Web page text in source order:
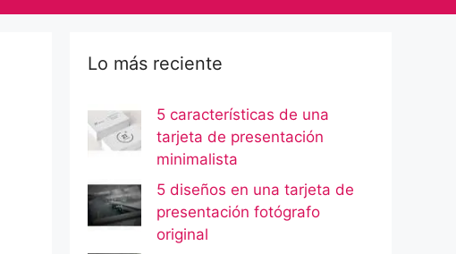
Lo más reciente
5 características de una
tarjeta de presentación
minimalista
5 diseños en una tarjeta de
presentación fotógrafo
original